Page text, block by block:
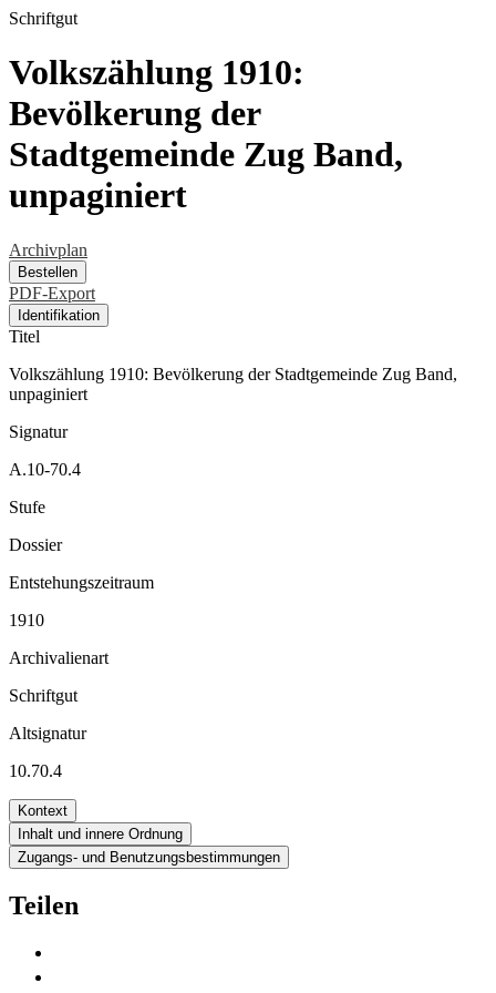
Schriftgut
Volkszählung 1910:
Bevölkerung der
Stadtgemeinde Zug Band,
unpaginiert
Archivplan
Bestellen
PDF-Export
Identifikation
Titel
Volkszählung 1910: Bevölkerung der Stadtgemeinde Zug Band,
unpaginiert
Signatur
A.10-70.4
Stufe
Dossier
Entstehungszeitraum
1910
Archivalienart
Schriftgut
Altsignatur
10.70.4
Kontext
Inhalt und innere Ordnung
Zugangs- und Benutzungsbestimmungen
Teilen